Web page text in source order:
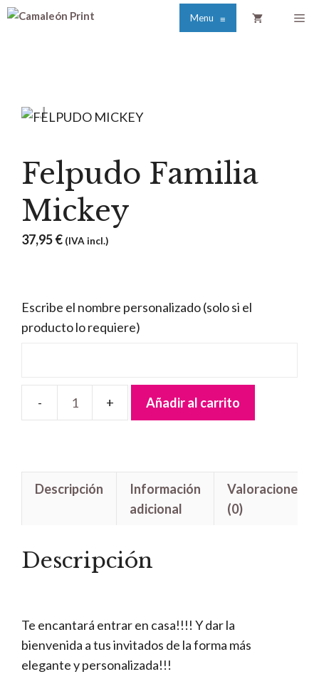
Saltar
Menu ≡
Felpudo Familia
Mickey
37,95€ (IVA incl.)
Escribe el nombre personalizado (solo si el
producto lo requiere)
cantidad
Añadir al carrito
Descripción
Información
adicional
Valoraciones
(0)
Descripción
Te encantará entrar en casa!!!! Y dar la
bienvenida a tus invitados de la forma más
elegante y personalizada!!!